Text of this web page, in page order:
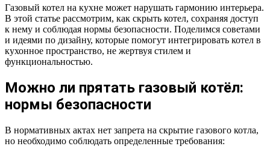
Газовый котел на кухне может нарушать гармонию интерьера.
В этой статье рассмотрим, как скрыть котел, сохраняя доступ
к нему и соблюдая нормы безопасности. Поделимся советами
и идеями по дизайну, которые помогут интегрировать котел в
кухонное пространство, не жертвуя стилем и
функциональностью.
Можно ли прятать газовый котёл:
нормы безопасности
В нормативных актах нет запрета на скрытие газового котла,
но необходимо соблюдать определенные требования: